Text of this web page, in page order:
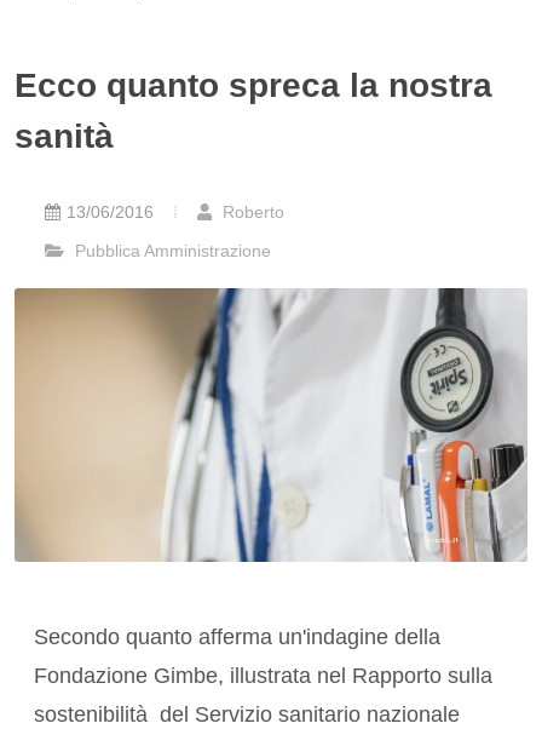
Ecco quanto spreca la nostra
sanità
13/06/2016
Roberto
Pubblica Amministrazione
Secondo quanto afferma un'indagine della
Fondazione Gimbe, illustrata nel Rapporto sulla
sostenibilità del Servizio sanitario nazionale